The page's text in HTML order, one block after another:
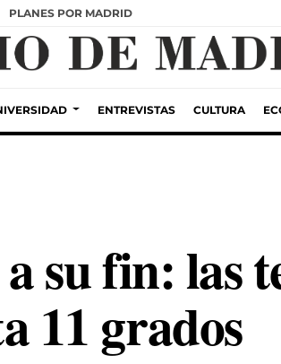
PLANES POR MADRID
ENTREVISTAS CULTURA
su fin: las
11 grados